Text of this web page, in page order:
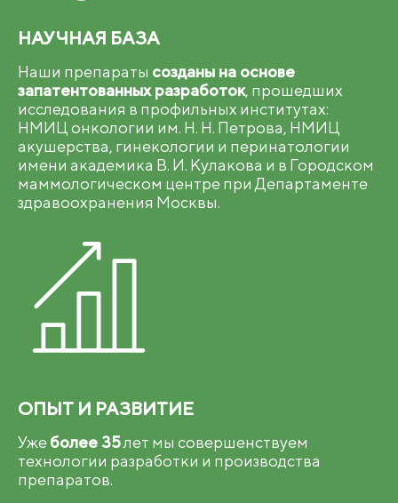
НАУЧНАЯ БАЗА
Наши препараты созданы на основе
запатентованных разработок, прошедших
исследования в профильных институтах:
НМИЦ онкологии им. Н. Н. Петрова, НМИЦ
акушерства, гинекологии и перинатологии
имени академика В. И. Кулакова и в Городском
маммологическом центре при Департаменте
здравоохранения Москвы.
ОПЫТ И РАЗВИТИЕ
Ужеболее 35лет мы совершенствуем
технологии разработки и производства
препаратов.